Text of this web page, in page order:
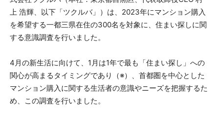
上 浩輝、以下「ツクルバ」）は、2023年にマンション購入
を希望する一都三県在住の300名を対象に、住まい探しに関
する意識調査を行いました。
4月の新生活に向けて、1月は1年で最も「住まい探し」への
関心が高まるタイミングであり（※）、首都圏を中心とした
マンション購入に関する生活者の意識やニーズを把握するた
め、この調査を行いました。